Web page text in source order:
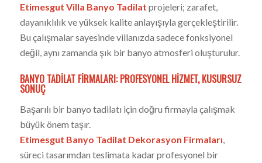
Etimesgut Villa Banyo Tadilat projeleri; zarafet,
dayanıklılık ve yüksek kalite anlayışıyla gerçekleştirilir.
Bu çalışmalar sayesinde villanızda sadece fonksiyonel
değil, aynı zamanda şık bir banyo atmosferi oluşturulur.
BANYO TADILAT FIRMALARI: PROFESYONEL HIZMET, KUSURSUZ
SONUÇ
Başarılı bir banyo tadilatı için doğru firmayla çalışmak
büyük önem taşır.
Etimesgut Banyo Tadilat Dekorasyon Firmaları,
süreci tasarımdan teslimata kadar profesyonel bir